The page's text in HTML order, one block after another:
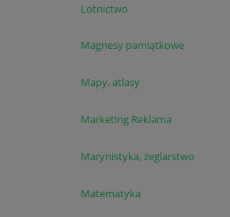
Lotnictwo
Magnesy pamiątkowe
Mapy, atlasy
Marketing Reklama
Marynistyka, żeglarstwo
Matematyka